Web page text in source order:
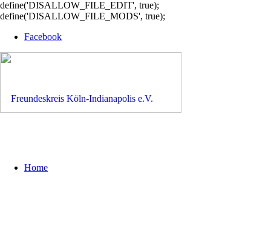
define('DISALLOW_FILE_EDIT', true);
define('DISALLOW_FILE_MODS', true);
Facebook
Home